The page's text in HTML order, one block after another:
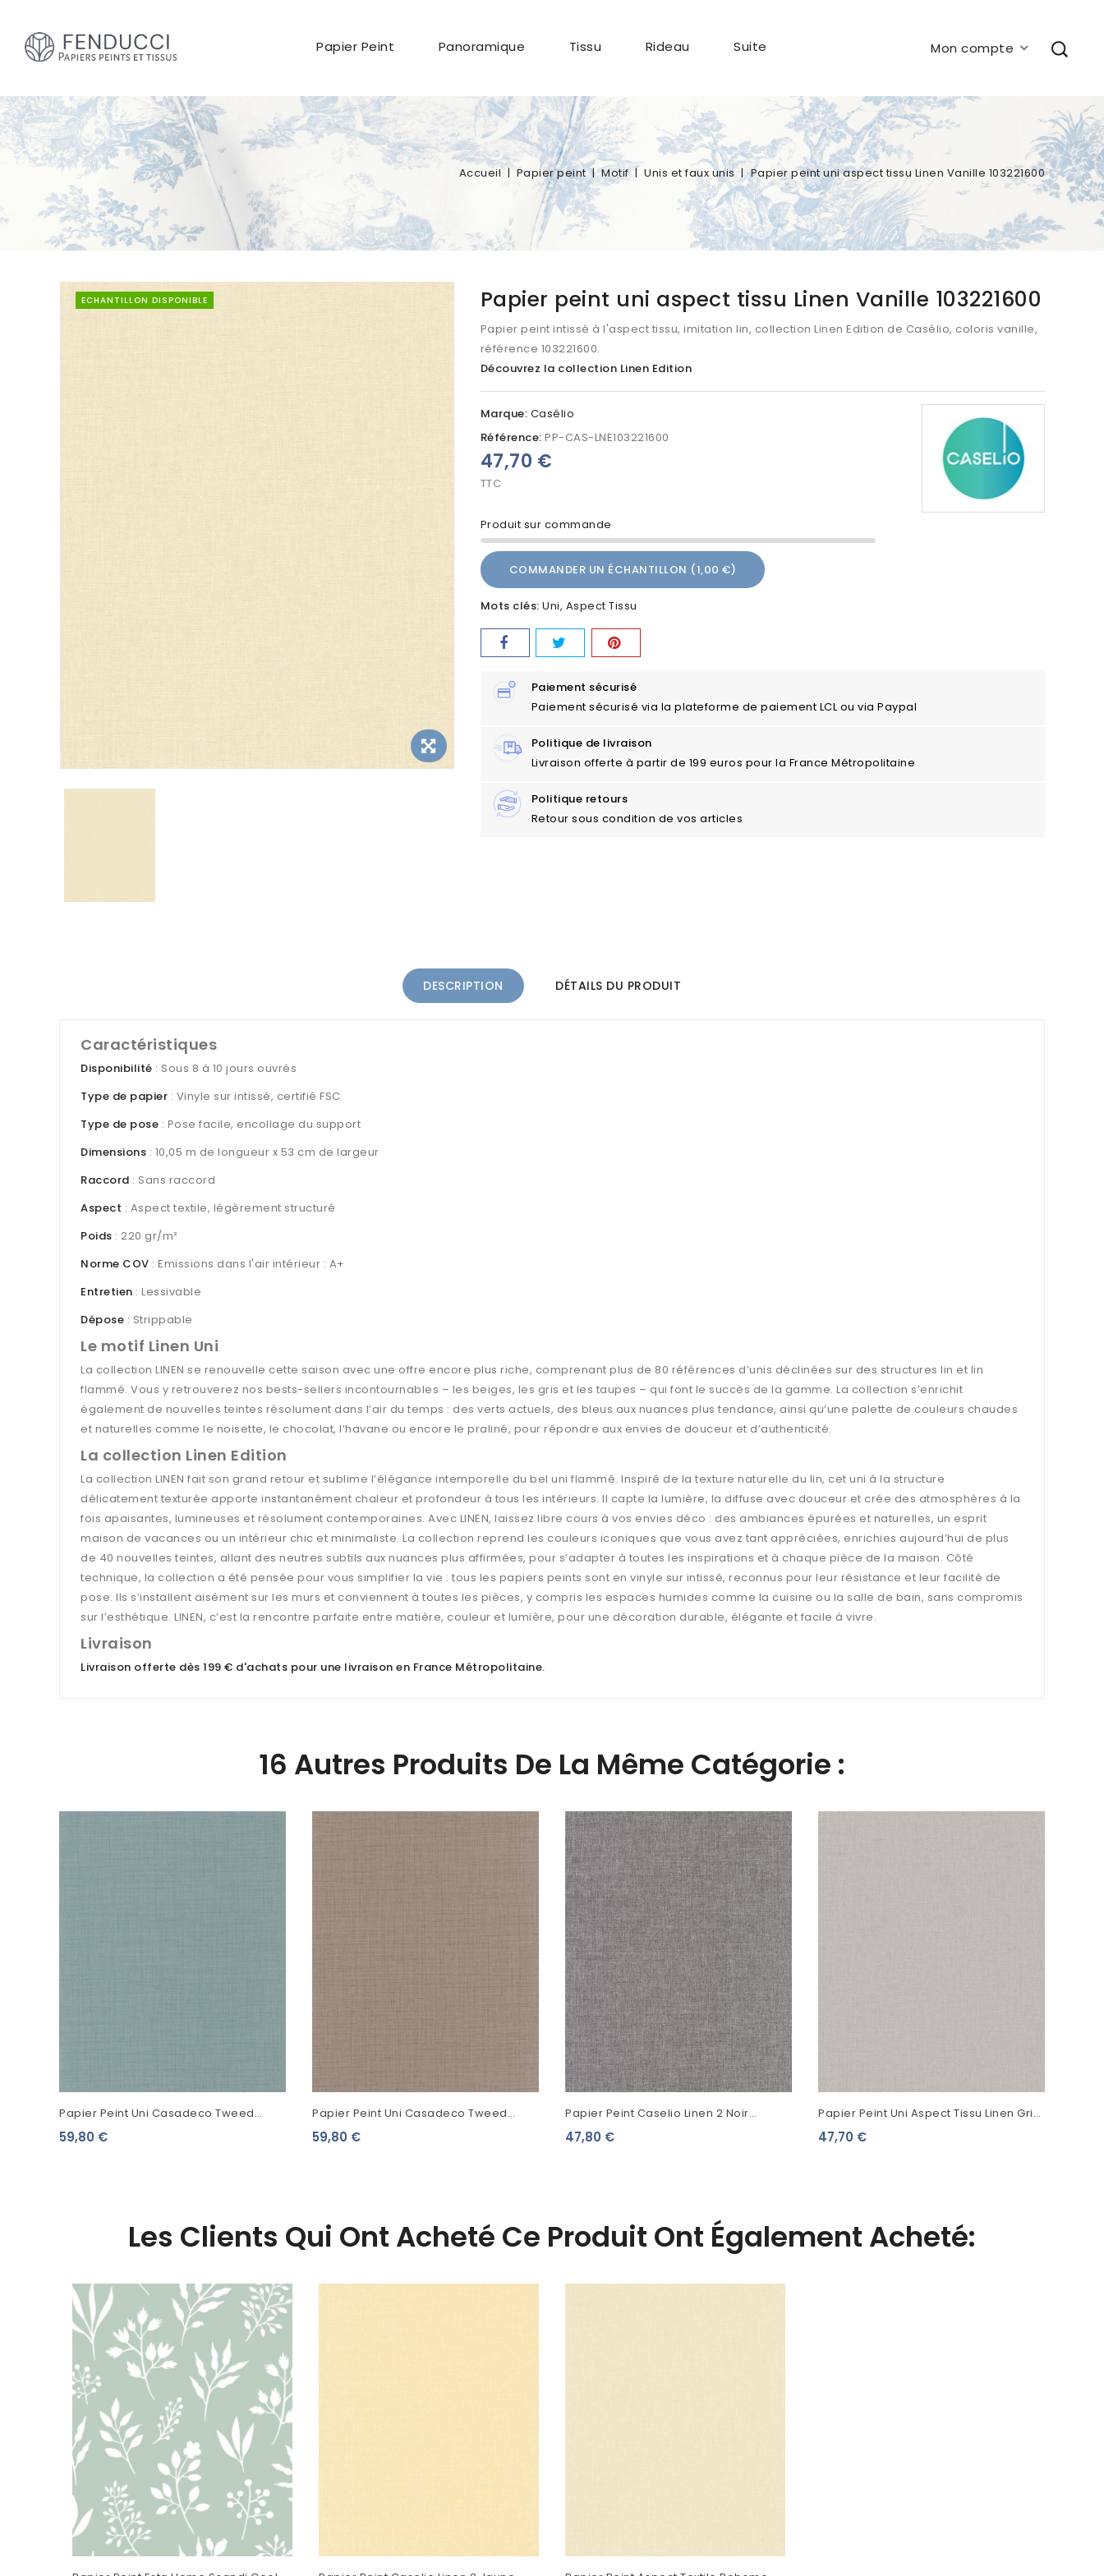
Mon compte
Papier Peint Panoramique Tissu Rideau Suite
Accueil Papier peint Motif Unis et faux unis Papier peint uni aspect tissu Linen Vanille 103221600
ECHANTILLON DISPONIBLE Papier peint uni aspect tissu Linen Vanille 103221600
Papier peint intissé à l'aspect tissu, imitation lin, collection Linen Edition de Casélio, coloris vanille,
référence 103221600.
Découvrez la collection Linen Edition
Marque: Casélio
Référence: PP-CAS-LNE103221600
Produit sur commande
47,70 €
TTC
COMMANDER UN ÉCHANTILLON (1,00 €)
Mots clés: Uni Aspect Tissu
Paiement sécurisé
Paiement sécurisé via la plateforme de paiement LCL ou via Paypal
Politique de livraison
Livraison offerte à partir de 199 euros pour la France Métropolitaine
Politique retours
Retour sous condition de vos articles
DESCRIPTION DÉTAILS DU PRODUIT
Caractéristiques
Disponibilité : Sous 8 à 10 jours ouvrés
Type de papier : Vinyle sur intissé, certifié FSC
Type de pose : Pose facile, encollage du support
Dimensions : 10,05 m de longueur x 53 cm de largeur
Raccord : Sans raccord
Aspect : Aspect textile, légèrement structuré
Poids : 220 gr/m²
Norme COV : Emissions dans l'air intérieur : A+
Entretien : Lessivable
Dépose : Strippable
Le motif Linen Uni
La collection LINEN se renouvelle cette saison avec une offre encore plus riche, comprenant plus de 80 références d’unis déclinées sur des structures lin et lin
flammé. Vous y retrouverez nos bests-sellers incontournables – les beiges, les gris et les taupes – qui font le succès de la gamme. La collection s’enrichit
également de nouvelles teintes résolument dans l’air du temps : des verts actuels, des bleus aux nuances plus tendance, ainsi qu’une palette de couleurs chaudes
et naturelles comme le noisette, le chocolat, l’havane ou encore le praliné, pour répondre aux envies de douceur et d’authenticité.
La collection Linen Edition
La collection LINEN fait son grand retour et sublime l’élégance intemporelle du bel uni flammé. Inspiré de la texture naturelle du lin, cet uni à la structure
délicatement texturée apporte instantanément chaleur et profondeur à tous les intérieurs. Il capte la lumière, la diffuse avec douceur et crée des atmosphères à la
fois apaisantes, lumineuses et résolument contemporaines. Avec LINEN, laissez libre cours à vos envies déco : des ambiances épurées et naturelles, un esprit
maison de vacances ou un intérieur chic et minimaliste. La collection reprend les couleurs iconiques que vous avez tant appréciées, enrichies aujourd’hui de plus
de 40 nouvelles teintes, allant des neutres subtils aux nuances plus affirmées, pour s’adapter à toutes les inspirations et à chaque pièce de la maison. Côté
technique, la collection a été pensée pour vous simplifier la vie : tous les papiers peints sont en vinyle sur intissé, reconnus pour leur résistance et leur facilité de
pose. Ils s’installent aisément sur les murs et conviennent à toutes les pièces, y compris les espaces humides comme la cuisine ou la salle de bain, sans compromis
sur l’esthétique. LINEN, c’est la rencontre parfaite entre matière, couleur et lumière, pour une décoration durable, élégante et facile à vivre.
Livraison
Livraison offerte dès 199 € d'achats pour une livraison en France Métropolitaine.
16 Autres Produits De La Même Catégorie :
Papier Peint Uni Casadeco Tweed
Lagune 85476211
59,80 €
Papier Peint Uni Casadeco Tweed
Noisette 85471596
59,80 €
Papier Peint Caselio Linen 2 Noir
68529900
47,80 €
Papier Peint Uni Aspect Tissu Linen Gris
Orage 103229311
47,70 €
Les Clients Qui Ont Acheté Ce Produit Ont Également Acheté: